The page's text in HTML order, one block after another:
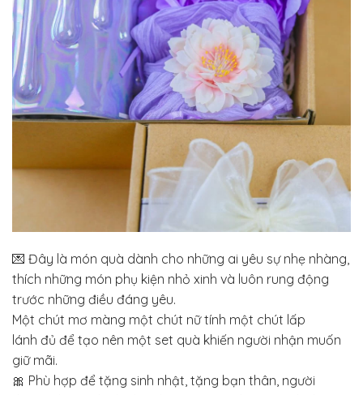
💌 Đây là món quà dành cho những ai yêu sự nhẹ nhàng,
thích những món phụ kiện nhỏ xinh và luôn rung động
trước những điều đáng yêu.
Một chút mơ màng một chút nữ tính một chút lấp
lánh đủ để tạo nên một set quà khiến người nhận muốn
giữ mãi.
🎀 Phù hợp để tặng sinh nhật, tặng bạn thân, người